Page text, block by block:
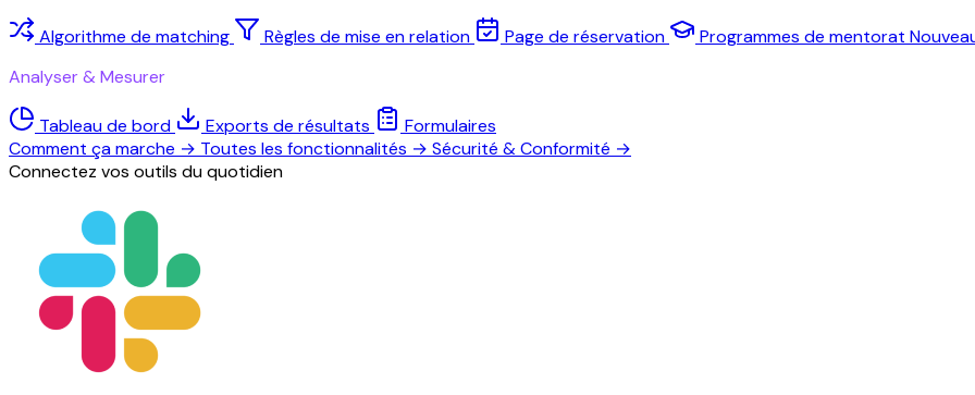
Algorithme de matching Règles de mise en relation Page de réservation Programmes de mentorat
Analyser & Mesurer
Tableau de bord Exports de résultats
Formulaires
Comment ça marche → Toutes les fonctionnalités → Sécurité & Conformité →
Connectez vos outils du quotidien